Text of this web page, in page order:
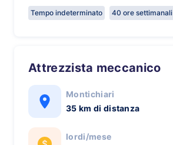
Tempo indeterminato 40 ore settimanali
Attrezzista meccanico
Montichiari
35 km di distanza
lordi/mese